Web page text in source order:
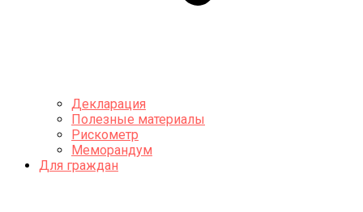
Декларация
Полезные материалы
Рискометр
Меморандум
Для граждан